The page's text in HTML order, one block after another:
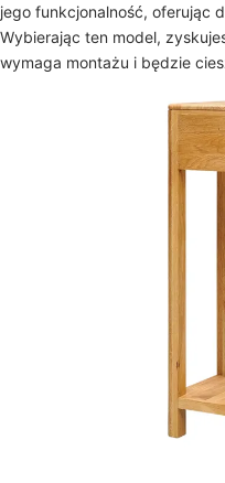
jego funkcjonalność, oferując
Wybierając ten model,
wymaga montażu i będzie